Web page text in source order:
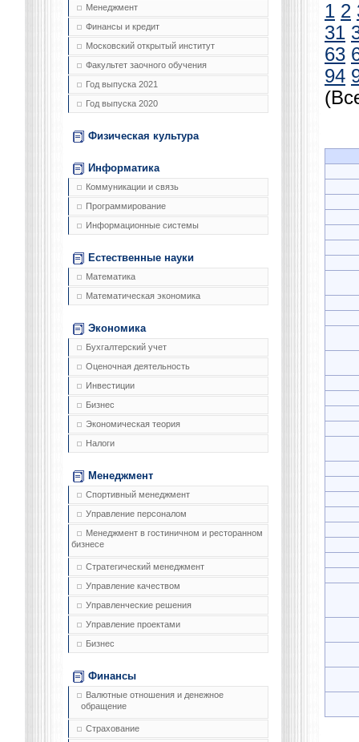
Менеджмент
Финансы и кредит
Московский открытый институт
Факультет заочного обучения
Год выпуска 2021
Год выпуска 2020
Физическая культура
Информатика
Коммуникации и связь
Программирование
Информационные системы
Естественные науки
Математика
Математическая экономика
Экономика
Бухгалтерский учет
Оценочная деятельность
Инвестиции
Бизнес
Экономическая теория
Налоги
Менеджмент
Спортивный менеджмент
Управление персоналом
Менеджмент в гостиничном и ресторанном
бизнесе
Стратегический менеджмент
Управление качеством
Управленческие решения
Управление проектами
Бизнес
Финансы
Валютные отношения и денежное
обращение
Страхование
1 2
31
63
94